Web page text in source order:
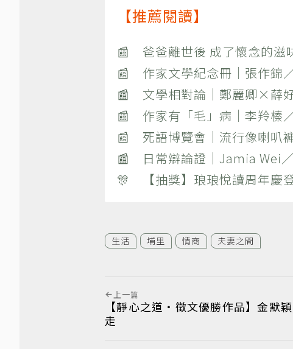
【推薦閱讀】
📰 爸爸離世後 成了懷念的滋
📰 作家文學紀念冊｜張作錦
📰 文學相對論｜鄭麗卿×薛
📰 作家有「毛」病｜李羚榛
📰 死語博覽會｜流行像喇叭
📰 日常辯論證｜Jamia Wei
🎊 【抽獎】琅琅悅讀周年慶
生活 埔里 情商 夫妻之間
上一篇
【靜心之道‧徵文優勝作品】金默
走